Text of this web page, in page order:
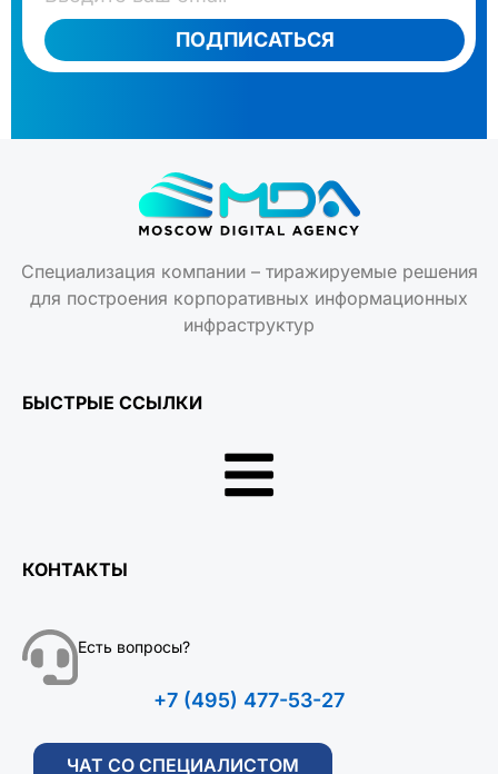
ПОДПИСАТЬСЯ
Специализация компании – тиражируемые решения
для построения корпоративных информационных
инфраструктур
БЫСТРЫЕ ССЫЛКИ
КОНТАКТЫ
Есть вопросы?
+7 (495) 477-53-27
ЧАТ СО СПЕЦИАЛИСТОМ